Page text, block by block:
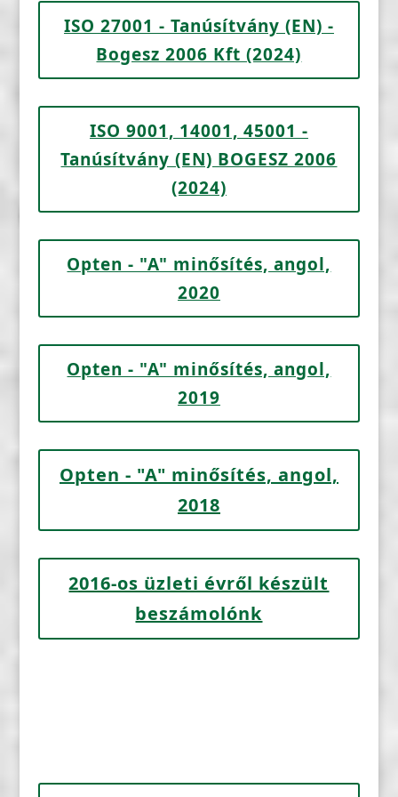
ISO 27001 - Tanúsítvány (EN) -
Bogesz 2006 Kft (2024)
ISO 9001, 14001, 45001 -
Tanúsítvány (EN) BOGESZ 2006
(2024)
Opten - "A" minősítés, angol,
2020
Opten - "A" minősítés, angol,
2019
Opten - "A" minősítés, angol,
2018
2016-os üzleti évről készült
beszámolónk